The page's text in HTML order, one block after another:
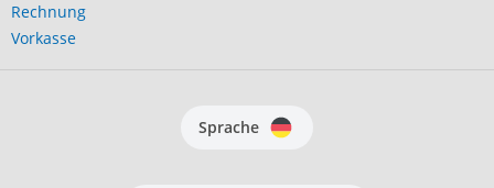
Rechnung
Vorkasse
Sprache